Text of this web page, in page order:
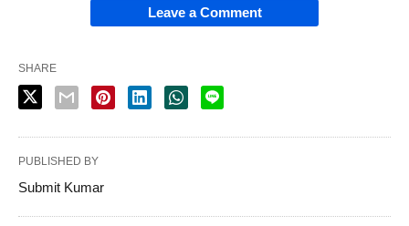
Leave a Comment
SHARE
PUBLISHED BY
Submit Kumar